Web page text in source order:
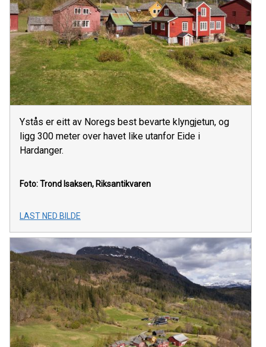
Ystås er eitt av Noregs best bevarte klyngjetun, og
ligg 300 meter over havet like utanfor Eide i
Hardanger.
Foto: Trond Isaksen, Riksantikvaren
LAST NED BILDE